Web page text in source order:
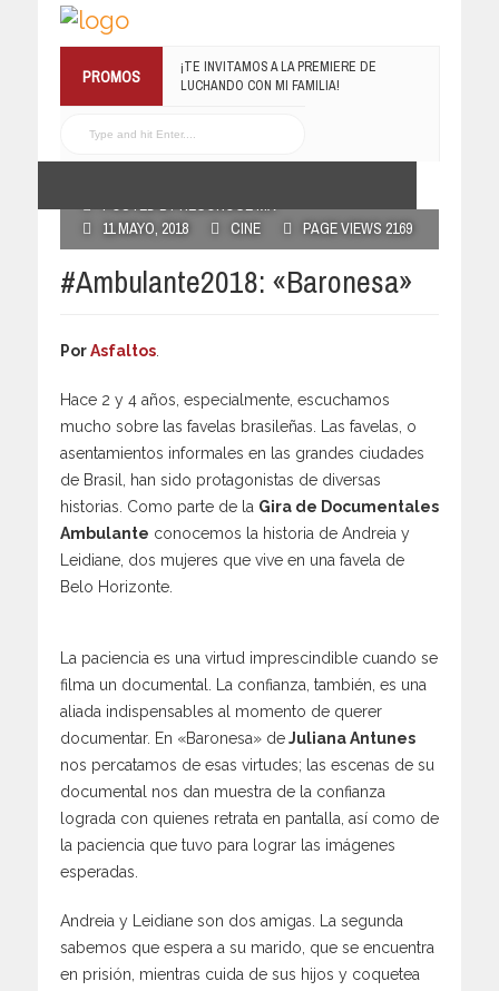
PROMOS
¡TE INVITAMOS A LA PREMIERE DE
LUCHANDO CON MI FAMILIA!
REGALA EL COMPILADO
#ELRECOMENDADOVOL4
POSTED BY RECONOCE MX
11 MAYO, 2018
CINE PAGE VIEWS 2169
#Ambulante2018: «Baronesa»
PorAsfaltos
Hace 2 y 4 años, especialmente, escuchamos
mucho sobre las favelas brasileñas. Las favelas, o
asentamientos informales en las grandes ciudades
de Brasil, han sido protagonistas de diversas
historias. Como parte de la Gira de Documentales
Ambulante conocemos la historia de Andreia y
Leidiane, dos mujeres que vive en una favela de
Belo Horizonte.
La paciencia es una virtud imprescindible cuando se
filma un documental. La confianza, también, es una
aliada indispensables al momento de querer
documentar. En «Baronesa» deJuliana Antunes
nos percatamos de esas virtudes; las escenas de su
documental nos dan muestra de la confianza
lograda con quienes retrata en pantalla, así como de
la paciencia que tuvo para lograr las imágenes
esperadas.
Andreia y Leidiane son dos amigas. La segunda
sabemos que espera a su marido, que se encuentra
en prisión, mientras cuida de sus hijos y coquetea